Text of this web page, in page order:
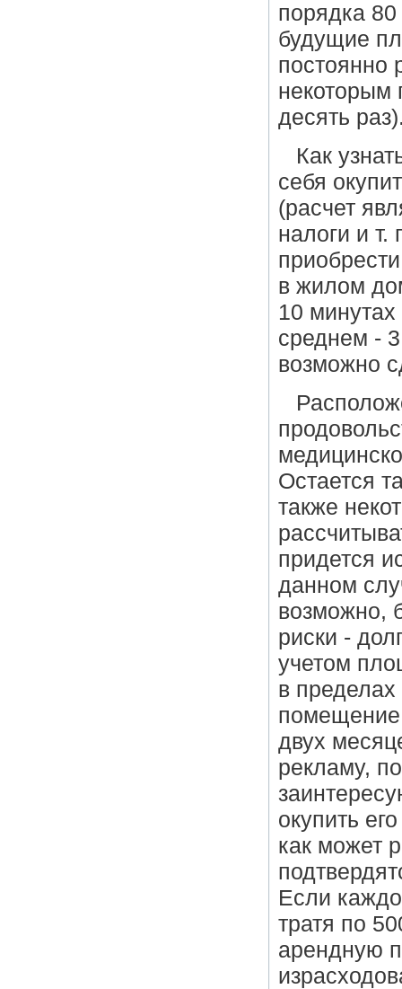
порядка
будущие
постоянно
некоторым
десять
Как
себя
(расчет
налоги и
в жилом
10
среднем -
возможно
Остается
также
придется
данном
возможно,
риски -
учетом
в
помещение
двух
рекламу,
окупить
как может
Если
тратя по
арендную